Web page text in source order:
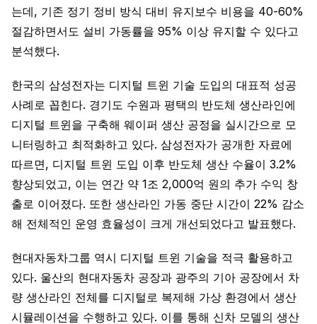
는데, 기존 정기 정비 방식 대비 유지보수 비용을 40-60%
절감하면서도 설비 가동률을 95% 이상 유지할 수 있다고
분석했다.
한국의 삼성전자는 디지털 트윈 기술 도입의 대표적 성공
사례로 꼽힌다. 경기도 수원과 평택의 반도체 생산라인에
디지털 트윈을 구축해 웨이퍼 생산 공정을 실시간으로 모
니터링하고 최적화하고 있다. 삼성전자가 공개한 자료에
따르면, 디지털 트윈 도입 이후 반도체 생산 수율이 3.2%
향상되었고, 이는 연간 약 1조 2,000억 원의 추가 수익 창
출로 이어졌다. 또한 생산라인 가동 중단 시간이 22% 감소
해 전체적인 운영 효율성이 크게 개선되었다고 발표했다.
현대자동차그룹 역시 디지털 트윈 기술을 적극 활용하고
있다. 울산의 현대자동차 공장과 광주의 기아 공장에서 차
량 생산라인 전체를 디지털로 복제해 가상 환경에서 생산
시뮬레이션을 수행하고 있다. 이를 통해 신차 모델의 생산